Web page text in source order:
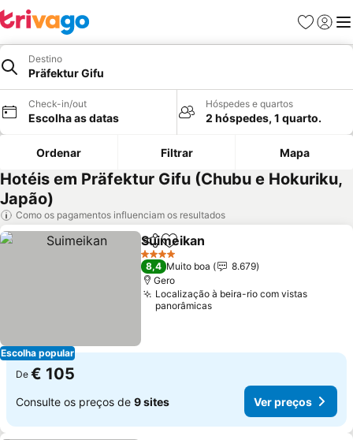
Favoritos
Iniciar
Destino
Präfektur Gifu
Check-in/out
Escolha as datas
Hóspedes e quartos
2 hóspedes, 1 quarto.
Ordenar Filtrar Mapa
Hotéis em Präfektur Gifu (Chubu e Hokuriku,
Japão)
Como os pagamentos influenciam os resultados
Escolha popular
PartilharAdicionar aos favoritos
Suimeikan
4 Estrelas
8,4 Muito boa
8.679
Gero
Localização à beira-rio com vistas
panorâmicas
De € 105
Consulte os preços de 9 sites Ver preços